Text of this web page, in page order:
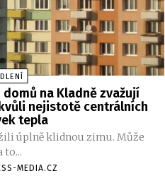
na Kladně zvažují
nejistotě centrálních
tepla
úplně klidnou zimu. Může
to...
MEDIA.CZ